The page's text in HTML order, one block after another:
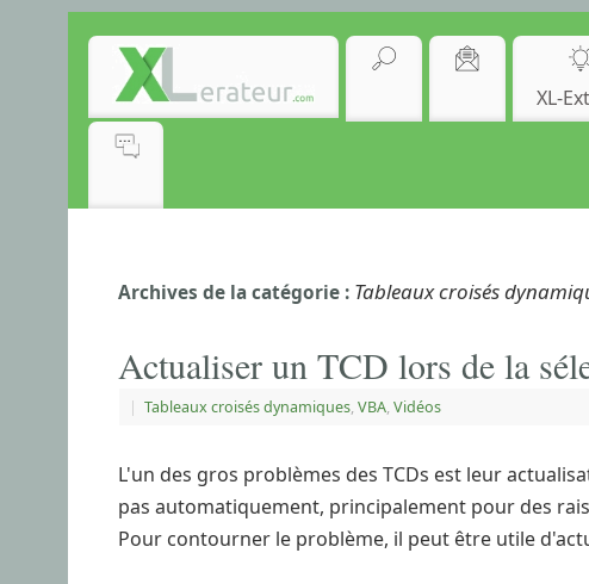
XL-
Archives de la catégorie : Tableaux croisés
Actualiser un TCD lors de la
| Tableaux croisés dynamiques, VBA, Vidéos
L'un des gros problèmes des TCDs est leur
pas automatiquement, principalement pour des
Pour contourner le problème, il peut être utile